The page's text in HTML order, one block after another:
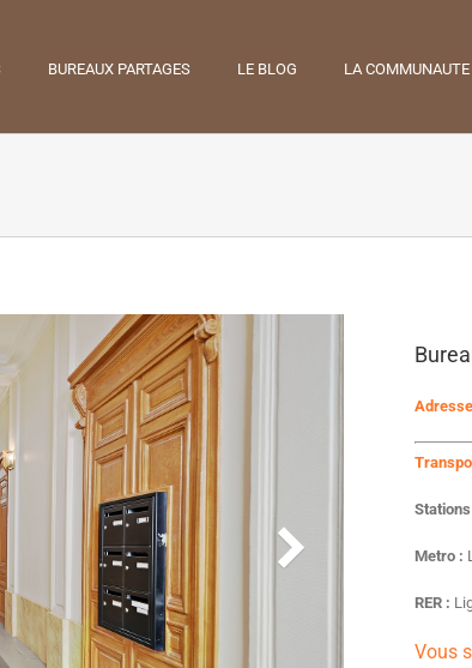
BUREAUX PARTAGES LE BLOG LA COMMUNAUTE
Metro :
RER :
Vous